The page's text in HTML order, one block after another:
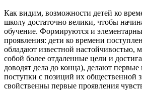
Как видим, возможности детей ко
школу достаточно велики, чтобы
обучение. Формируются и
проявления: дети ко времени
обладают известной настойчивостью,
собой более отдаленные цели и
доводят дела до конца), делают
поступки с позиций их общественной
свойственны первые проявления